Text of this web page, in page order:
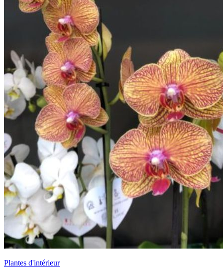
Plantes d'intérieur